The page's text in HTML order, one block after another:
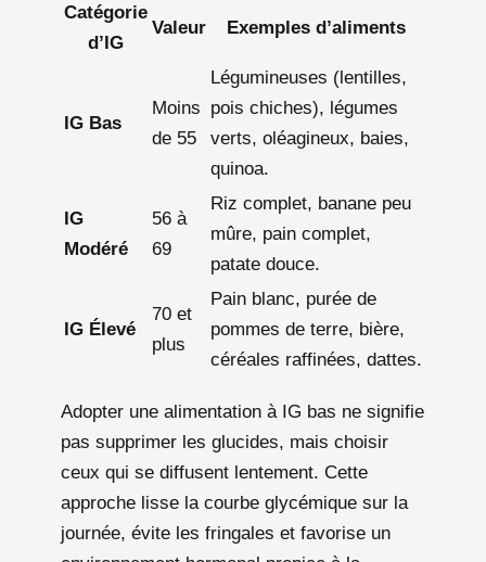
Catégorie
d’IG
Valeur Exemples d’aliments
IG Bas
Moins
de 55
Légumineuses (lentilles,
pois chiches), légumes
verts, oléagineux, baies,
quinoa.
IG
Modéré
56 à
69
Riz complet, banane peu
mûre, pain complet,
patate douce.
IG Élevé
70 et
plus
Pain blanc, purée de
pommes de terre, bière,
céréales raffinées, dattes.
Adopter une alimentation à IG bas ne signifie
pas supprimer les glucides, mais choisir
ceux qui se diffusent lentement. Cette
approche lisse la courbe glycémique sur la
journée, évite les fringales et favorise un